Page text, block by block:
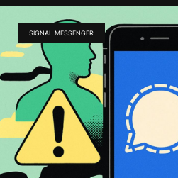
SIGNAL MESSENGER